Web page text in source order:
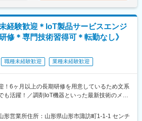
の定める業務
り前の日常”を守ります。
同行。
はありませんのでご安心ください。
で、定時に帰ることが可能です。（残業時間月
・実技研修、年次に応じたフォローアップ研修
志向の社員に向けた管理職育成研修など多様な
に必要な資格は1~3年目にかけて取得が可能で
経験歓迎＊IoT製品サービスエンジ
修＊専門技術習得可＊転勤なし》
職種未経験歓迎 業種未経験歓迎
6ヶ月以上の長期研修を用意しているため文系
も活躍！／調剤IoT機器といった最新技術のメン
貢献性の高い仕事◆◇
形営業所住所：山形県山形市諏訪町1-1-1 センチ